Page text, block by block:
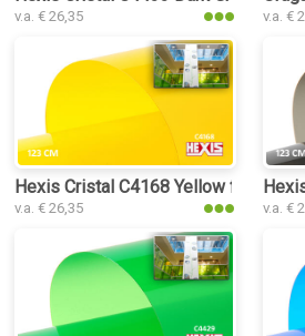
v.a. € 26,35 v.a. €
Hexis Cristal C4168 Yellow folie
v.a. € 26,35 v.a. €